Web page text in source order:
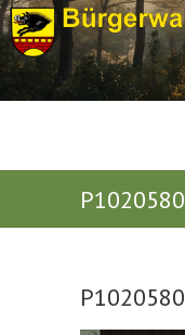
P1020580
P1020580